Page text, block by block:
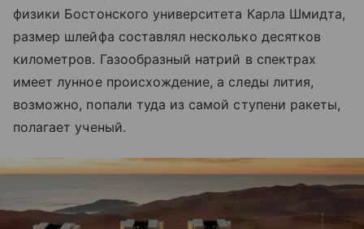
физики Бостонского университета Карла Шмидта,
размер шлейфа составлял несколько десятков
километров. Газообразный натрий в спектрах
имеет лунное происхождение, а следы лития,
возможно, попали туда из самой ступени ракеты,
полагает ученый.